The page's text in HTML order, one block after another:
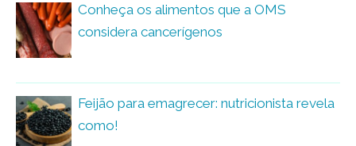
Conheça os alimentos que a OMS
considera cancerígenos
Feijão para emagrecer: nutricionista revela
como!